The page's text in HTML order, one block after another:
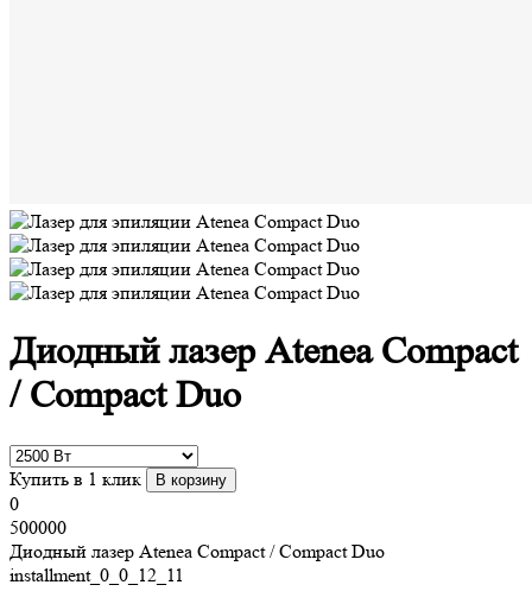
Диодный лазер Atenea Compact
/ Compact Duo
Купить в 1 клик В корзину
0
500000
Диодный лазер Atenea Compact / Compact Duo
installment_0_0_12_11